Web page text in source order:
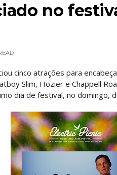
no
cinco atrações para
Slim, Hozier e Chappell
dia de festival, no domingo,